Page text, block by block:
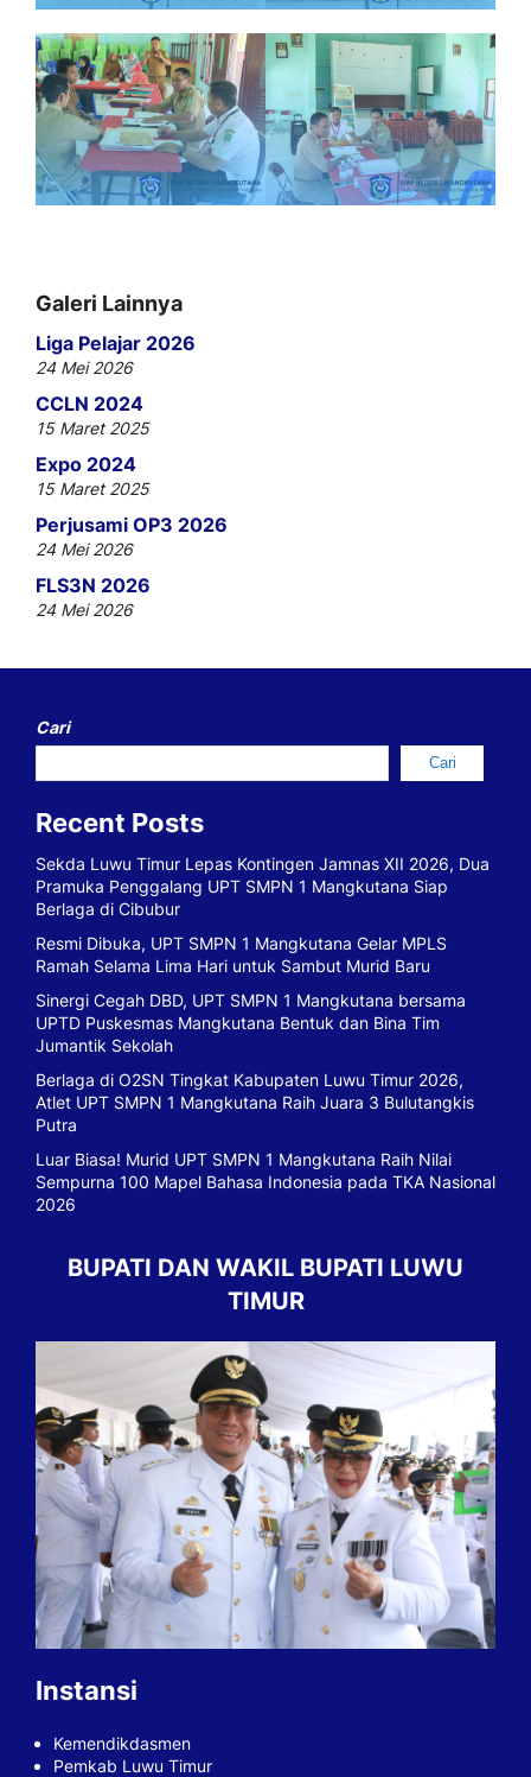
Galeri Lainnya
Liga Pelajar 2026
24 Mei 2026
CCLN 2024
15 Maret 2025
Expo 2024
15 Maret 2025
Perjusami OP3 2026
24 Mei 2026
FLS3N 2026
24 Mei 2026
Cari
Cari
Recent Posts
Sekda Luwu Timur Lepas Kontingen Jamnas XII 2026, Dua
Pramuka Penggalang UPT SMPN 1 Mangkutana Siap
Berlaga di Cibubur
Resmi Dibuka, UPT SMPN 1 Mangkutana Gelar MPLS
Ramah Selama Lima Hari untuk Sambut Murid Baru
Sinergi Cegah DBD, UPT SMPN 1 Mangkutana bersama
UPTD Puskesmas Mangkutana Bentuk dan Bina Tim
Jumantik Sekolah
Berlaga di O2SN Tingkat Kabupaten Luwu Timur 2026,
Atlet UPT SMPN 1 Mangkutana Raih Juara 3 Bulutangkis
Putra
Luar Biasa! Murid UPT SMPN 1 Mangkutana Raih Nilai
Sempurna 100 Mapel Bahasa Indonesia pada TKA Nasional
2026
BUPATI DAN WAKIL BUPATI LUWU
TIMUR
Instansi
Kemendikdasmen
Pemkab Luwu Timur